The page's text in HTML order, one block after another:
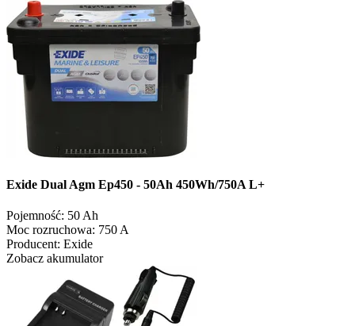
Exide Dual Agm Ep450 - 50Ah 450Wh/750A L+
Pojemność: 50 Ah
Moc rozruchowa: 750 A
Producent: Exide
Zobacz akumulator